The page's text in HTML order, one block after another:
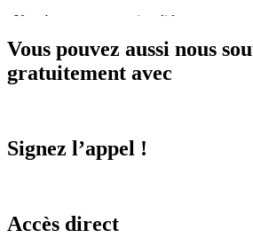
Vous pouvez aussi nous
gratuitement avec
Signez l’appel !
Accès direct